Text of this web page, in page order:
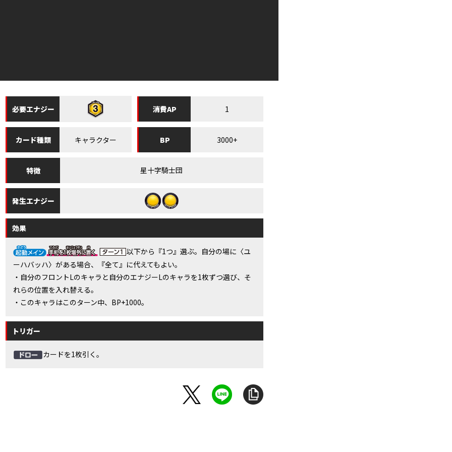
必要エナジー 消費AP 1
カード種類 キャラクター BP 3000+
特徴 星十字騎士団
発生エナジー
効果
以下から『1つ』選ぶ。自分の場に〈ユ
ーハバッハ〉がある場合、『全て』に代えてもよい。
・自分のフロントLのキャラと自分のエナジーLのキャラを1枚ずつ選び、そ
れらの位置を入れ替える。
・このキャラはこのターン中、BP+1000。
トリガー
カードを1枚引く。